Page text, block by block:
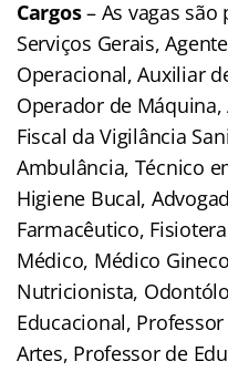
Cargos– As vagas
Serviços Gerais,
Operacional, Auxiliar
Operador de
Fiscal da Vigilância
Ambulância, Técnico
Higiene Bucal,
Farmacêutico,
Médico, Médico
Nutricionista,
Educacional,
Artes, Professor de